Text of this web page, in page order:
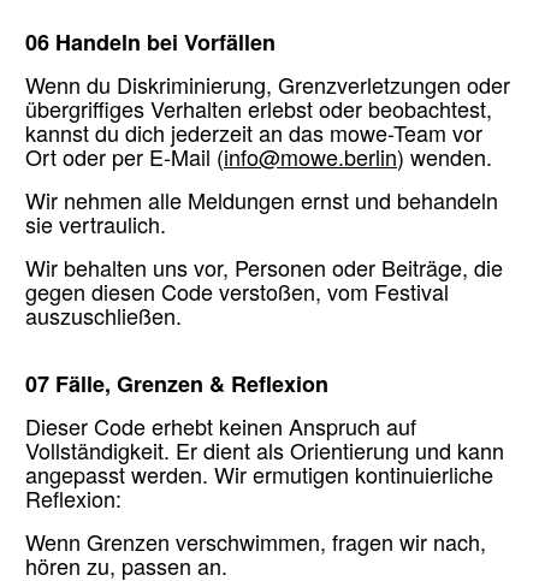
06 Handeln bei Vorfällen
Wenn du Diskriminierung, Grenzverletzungen oder
übergriffiges Verhalten erlebst oder beobachtest,
kannst du dich jederzeit an das mowe-Team vor
Ort oder per E-Mail (info@mowe.berlin) wenden.
Wir nehmen alle Meldungen ernst und behandeln
sie vertraulich.
Wir behalten uns vor, Personen oder Beiträge, die
gegen diesen Code verstoßen, vom Festival
auszuschließen.
07 Fälle, Grenzen & Reflexion
Dieser Code erhebt keinen Anspruch auf
Vollständigkeit. Er dient als Orientierung und kann
angepasst werden. Wir ermutigen kontinuierliche
Reflexion:
Wenn Grenzen verschwimmen, fragen wir nach,
hören zu, passen an.